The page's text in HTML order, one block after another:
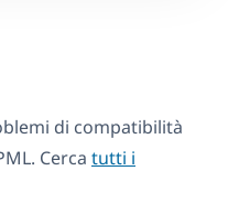
di compatibilità
Cerca tutti i